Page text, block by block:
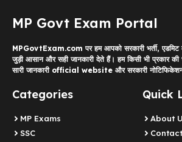
MP Govt Exam Portal
MPGovtExam.com पर हम आपको सरकारी भर्ती, एडमिट
जुड़ी आसान और सही जानकारी देते हैं। हम किसी भी प्रकार की
सारी जानकारी official website और सरकारी
Categories
MP Exams
SSC
Quick
About